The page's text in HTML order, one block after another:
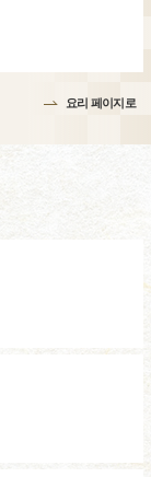
요리 페이지로